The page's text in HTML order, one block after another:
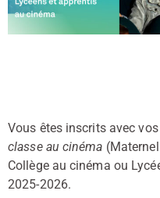
Vous êtes inscrits avec
classe au cinéma
Collège au cinéma ou
2025-2026.